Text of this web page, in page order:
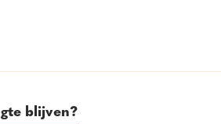
blijven?